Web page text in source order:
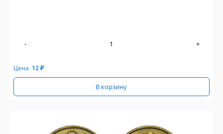
- +
Цена 12₽
В корзину